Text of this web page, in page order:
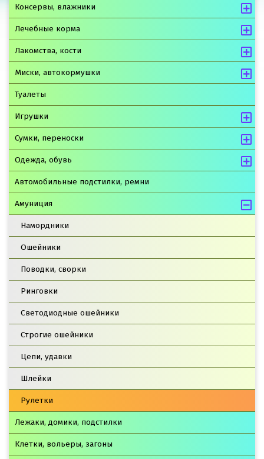
Консервы, влажники
Лечебные корма
Лакомства, кости
Миски, автокормушки
Туалеты
Игрушки
Сумки, переноски
Одежда, обувь
Автомобильные подстилки, ремни
Амуниция
Намордники
Ошейники
Поводки, сворки
Ринговки
Светодиодные ошейники
Строгие ошейники
Цепи, удавки
Шлейки
Рулетки
Лежаки, домики, подстилки
Клетки, вольеры, загоны